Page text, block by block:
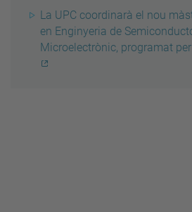
La UPC coordinarà el nou
en Enginyeria de
Microelectrònic, programat